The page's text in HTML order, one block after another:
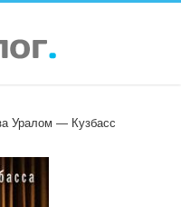
Уралом — Кузбасс